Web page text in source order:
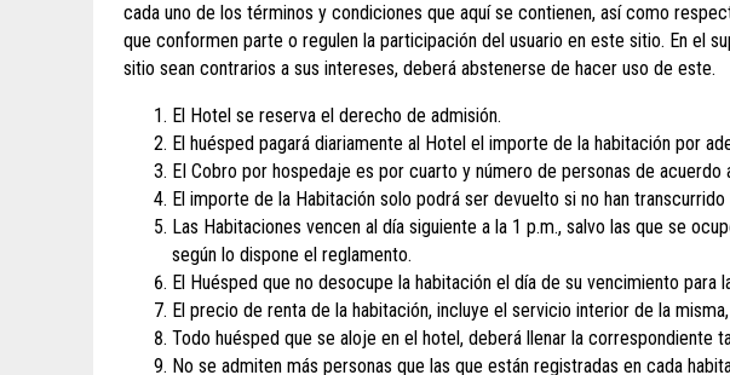
cada uno de los términos y condiciones que aquí se contienen, así como
que conformen parte o regulen la participación del usuario en este sitio. En el
sitio sean contrarios a sus intereses, deberá abstenerse de hacer uso de este.
El Hotel se reserva el derecho de admisión.
El huésped pagará diariamente al Hotel el importe de la habitación por
EI Cobro por hospedaje es por cuarto y número de personas de
El importe de la Habitación solo podrá ser devuelto si no han
Las Habitaciones vencen al día siguiente a la 1 p.m., salvo las que se
según lo dispone el reglamento.
El Huésped que no desocupe la habitación el día de su vencimiento para
El precio de renta de la habitación, incluye el servicio interior de la
Todo huésped que se aloje en el hotel, deberá llenar la correspondiente
No se admiten más personas que las que están registradas en cada